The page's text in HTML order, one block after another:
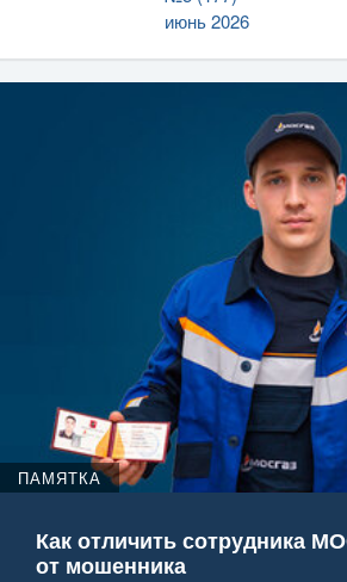
июнь 2026
ПАМЯТКА
Как отличить сотрудника
от мошенника